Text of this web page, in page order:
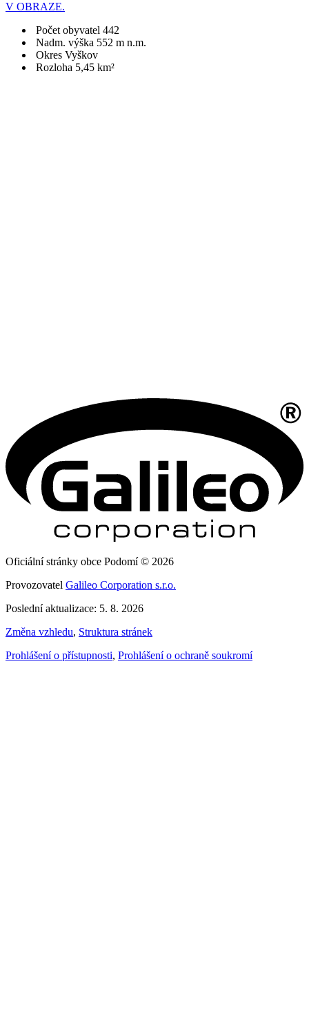
V OBRAZE.
Počet obyvatel 442
Nadm. výška 552 m n.m.
Okres Vyškov
Rozloha 5,45 km²
Oficiální stránky obce Podomí © 2026
Provozovatel Galileo Corporation s.r.o.
Poslední aktualizace: 5. 8. 2026
Změna vzhledu, Struktura stránek
Prohlášení o přístupnosti, Prohlášení o ochraně soukromí